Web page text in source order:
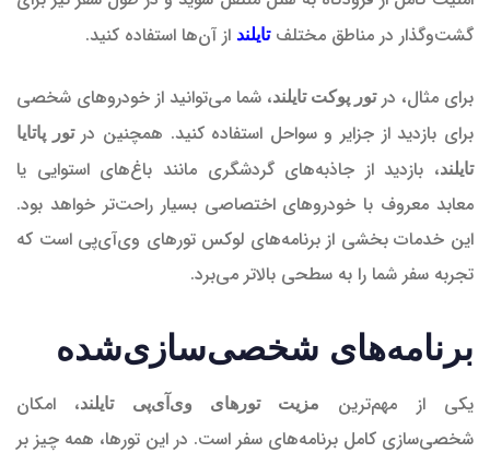
گشت‌وگذار در مناطق مختلفتایلند از آن‌ها استفاده کنید.
برای مثال، درتور پوکت تایلند، شما می‌توانید از خودروهای شخصی
برای بازدید از جزایر و سواحل استفاده کنید. همچنین درتور پاتایا
تایلند، بازدید از جاذبه‌های گردشگری مانند باغ‌های استوایی یا
معابد معروف با خودروهای اختصاصی بسیار راحت‌تر خواهد بود.
این خدمات بخشی از برنامه‌های لوکس تورهای وی‌آی‌پی است که
تجربه سفر شما را به سطحی بالاتر می‌برد.
برنامه‌های شخصی‌سازی‌شده
یکی از مهم‌ترین مزیت تورهای وی‌آی‌پی تایلند، امکان
شخصی‌سازی کامل برنامه‌های سفر است. در این تورها، همه چیز بر